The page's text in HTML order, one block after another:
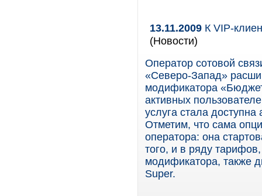
13.11.2009 К VIP-
(Новости)
Оператор сотовой
«Северо-Запад»
модификатора
активных
услуга стала
Отметим, что сама
оператора: она
того, и в ряду
модификатора, также
Super.